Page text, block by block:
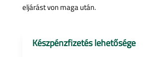
eljárást von maga után.
Készpénzfizetés lehetősége